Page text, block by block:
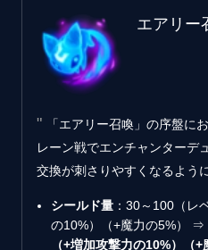
エアリー
「エアリー召喚」の序盤に
レーン戦でエンチャンターデ
交換が刺さりやすくなるよう
シールド量 ：30～100（レ
の10%）（+魔力の5%） ⇒
（+増加攻撃力の10%）（+